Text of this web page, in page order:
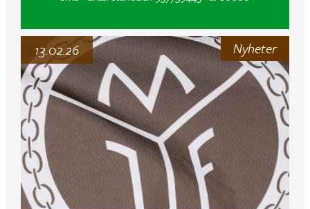
Nyheter
13.02.26